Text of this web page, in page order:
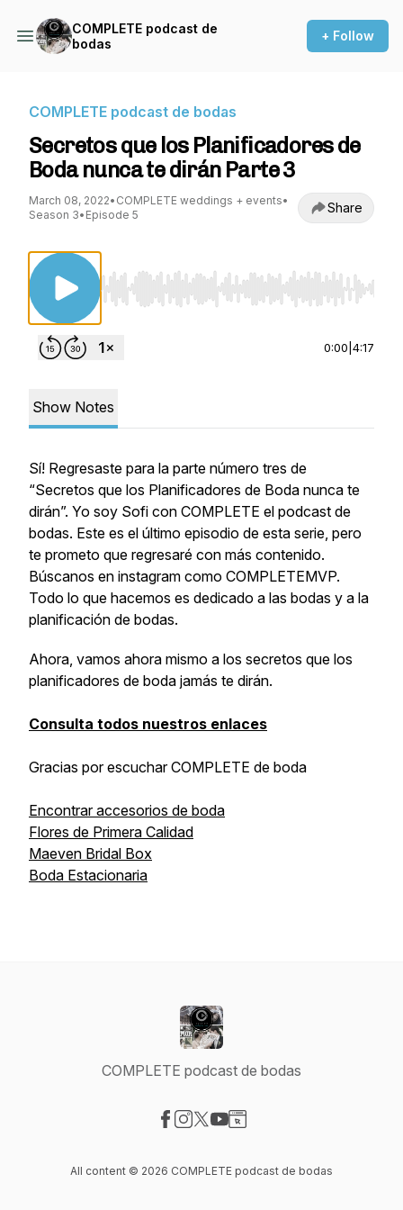
COMPLETE podcast de
bodas
+ Follow
COMPLETE podcast de bodas
Secretos que los Planificadores de
Boda nunca te dirán Parte 3
March 08, 2022• COMPLETE weddings + events•
Season 3• Episode 5 Share
Use Left/Right to seek, Home/End to jump to
0:00 4:17
Show Notes
Sí! Regresaste para la parte número tres de
“Secretos que los Planificadores de Boda nunca te
dirán”. Yo soy Sofi con COMPLETE el podcast de
bodas. Este es el último episodio de esta serie, pero
te prometo que regresaré con más contenido.
Búscanos en instagram como COMPLETEMVP.
Todo lo que hacemos es dedicado a las bodas y a la
planificación de bodas.
Ahora, vamos ahora mismo a los secretos que los
planificadores de boda jamás te dirán.
Consulta todos nuestros enlaces
Gracias por escuchar COMPLETE de boda
Encontrar accesorios de boda
Flores de Primera Calidad
Maeven Bridal Box
Boda Estacionaria
COMPLETE podcast de bodas
All content © 2026 COMPLETE podcast de bodas